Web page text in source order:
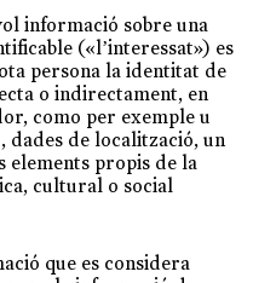
informació sobre una
(«l’interessat») es
persona la identitat de
o indirectament, en
como per exemple u
dades de localització, un
elements propis de la
cultural o social
que es considera